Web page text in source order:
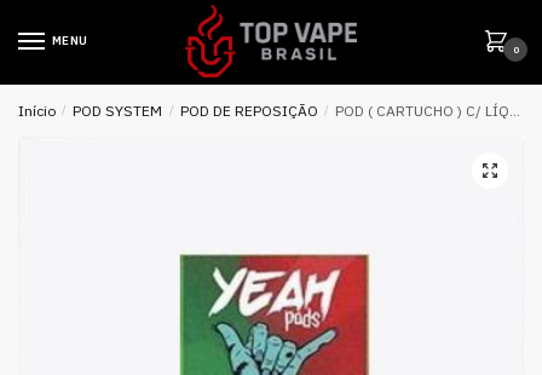
MENU
0
Início / POD SYSTEM / POD DE REPOSIÇÃO / POD ( CARTUCHO ) C/ LÍQUIDO P/ JUUL STRAWBERRY WATERMELON – YEAH